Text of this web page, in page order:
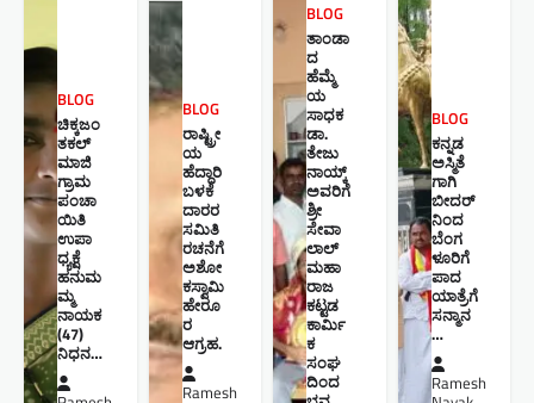
BLOG
ಚಿಕ್ಕಜಂ
ತಕಲ್
ಮಾಜಿ
ಗ್ರಾಮ
ಪಂಚಾ
ಯಿತಿ
ಉಪಾ
ಧ್ಯಕ್ಷೆ
ಹನುಮ
ಮ್ಮ
ನಾಯಕ
(47)
ನಿಧನ…
BLOG
ರಾಷ್ಟ್ರೀ
ಯ
ಹೆದ್ದಾರಿ
ಬಳಕೆ
ದಾರರ
ಸಮಿತಿ
ರಚನೆಗೆ
ಅಶೋ
ಕಸ್ವಾಮಿ
ಹೇರೂ
ರ
ಆಗ್ರಹ.
Ramesh
BLOG
ತಾಂಡಾ
ದ
ಹೆಮ್ಮೆ
ಯ
ಸಾಧಕ
ಡಾ.
ತೇಜು
ನಾಯ್ಕ್
ಅವರಿಗೆ
ಶ್ರೀ
ಸೇವಾ
ಲಾಲ್
ಮಹಾ
ರಾಜ
ಕಟ್ಟಡ
ಕಾರ್ಮಿ
ಕ
ಸಂಘ
ದಿಂದ
BLOG
ಕನ್ನಡ
ಅಸ್ಮಿತೆ
ಗಾಗಿ
ಬೀದರ್
ನಿಂದ
ಬೆಂಗ
ಳೂರಿಗೆ
ಪಾದ
ಯಾತ್ರೆಗೆ
ಸನ್ಮಾನ
…
Ramesh